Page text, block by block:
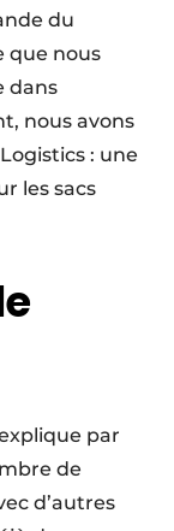
du
que nous
dans
nous avons
: une
les sacs
par
de
d’autres